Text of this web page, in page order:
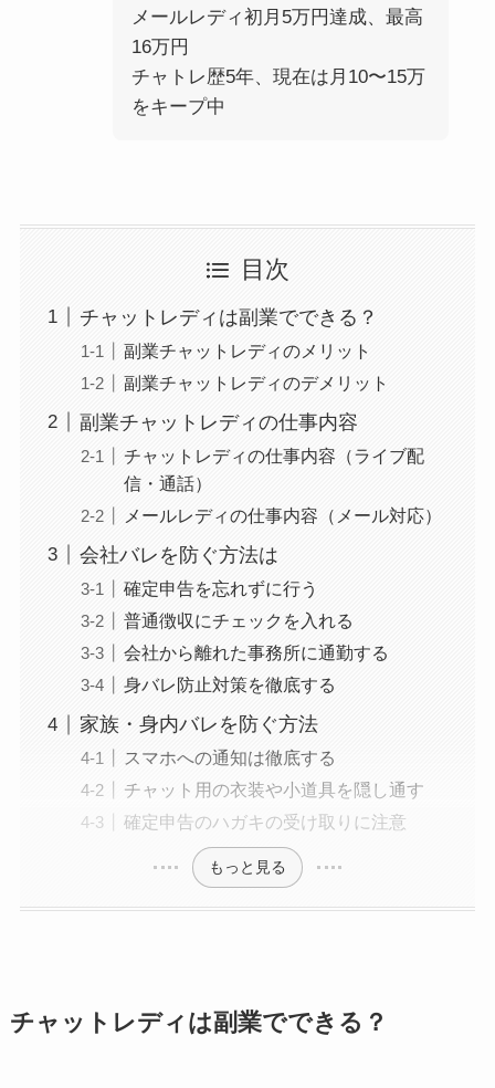
メールレディ初月5万円達成、最高
16万円
チャトレ歴5年、現在は月10〜15万
をキープ中
目次
チャットレディは副業でできる？
副業チャットレディのメリット
副業チャットレディのデメリット
副業チャットレディの仕事内容
チャットレディの仕事内容（ライブ配
信・通話）
メールレディの仕事内容（メール対応）
会社バレを防ぐ方法は
確定申告を忘れずに行う
普通徴収にチェックを入れる
会社から離れた事務所に通勤する
身バレ防止対策を徹底する
家族・身内バレを防ぐ方法
スマホへの通知は徹底する
チャット用の衣装や小道具を隠し通す
確定申告のハガキの受け取りに注意
もっと見る
チャットレディは副業でできる？